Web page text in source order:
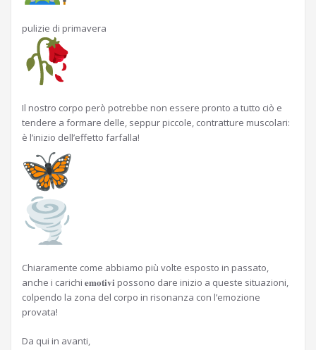
pulizie di primavera
Il nostro corpo però potrebbe non essere pronto a tutto ciò e
tendere a formare delle, seppur piccole, contratture muscolari:
è l’inizio dell’effetto farfalla!
Chiaramente come abbiamo più volte esposto in passato,
anche i carichi 𝐞𝐦𝐨𝐭𝐢𝐯𝐢 possono dare inizio a queste situazioni,
colpendo la zona del corpo in risonanza con l’emozione
provata!
Da qui in avanti,